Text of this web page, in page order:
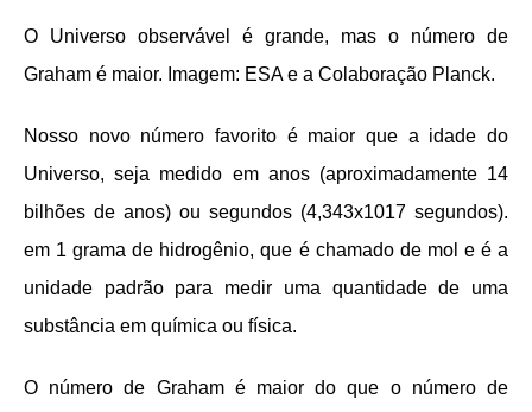
O Universo observável é grande, mas o número de
Graham é maior. Imagem: ESA e a Colaboração Planck.
Nosso novo número favorito é maior que a idade do
Universo, seja medido em anos (aproximadamente 14
bilhões de anos) ou segundos (4,343x1017 segundos).
em 1 grama de hidrogênio, que é chamado de mol e é a
unidade padrão para medir uma quantidade de uma
substância em química ou física.
O número de Graham é maior do que o número de